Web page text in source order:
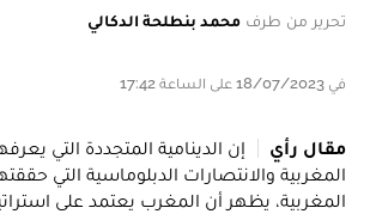
تحرير من طرف محمد بنطلحة الدكالي
في 18/07/2023 على الساعة 17:42
مقال رأي
إن الدينامية المتجددة التي
المغربية والانتصارات الدبلوماسية التي
المغربية، يظهر أن المغرب يعتمد على